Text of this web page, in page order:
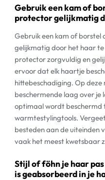
Gebruik een kam of
protector gelijkmatig
Gebruik een kam of borstel
gelijkmatig door het haar
protector zorgvuldig en
ervoor dat elk haartje
hittebeschadiging. Op
beschermende laag over je
optimaal wordt beschermd
warmtestylingtools.
besteden aan de uiteinden
vaak het meest kwetsbaar
Stijl of föhn je haar
is geabsorbeerd in je